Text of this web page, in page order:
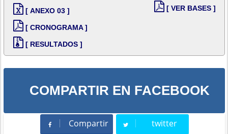
[ ANEXO 03 ]
[ CRONOGRAMA ]
[ RESULTADOS ]
[ VER BASES ]
COMPARTIR EN FACEBOOK
Compartir
Compartir twitter
Tweet